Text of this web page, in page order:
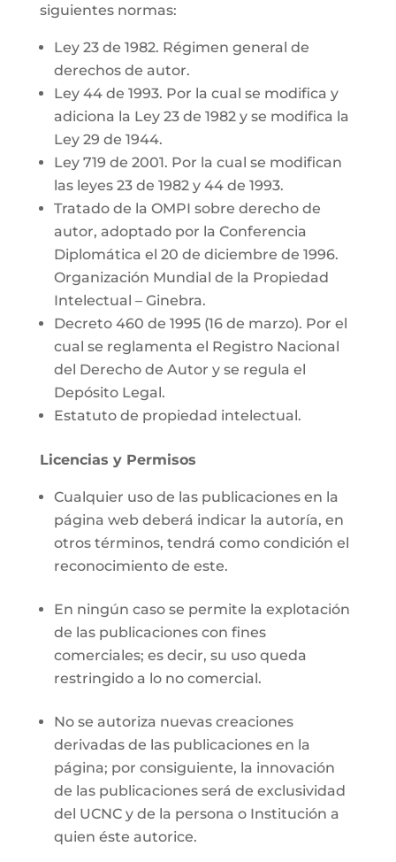
siguientes normas:
Ley 23 de 1982. Régimen general de
derechos de autor.
Ley 44 de 1993. Por la cual se modifica y
adiciona la Ley 23 de 1982 y se modifica la
Ley 29 de 1944.
Ley 719 de 2001. Por la cual se modifican
las leyes 23 de 1982 y 44 de 1993.
Tratado de la OMPI sobre derecho de
autor, adoptado por la Conferencia
Diplomática el 20 de diciembre de 1996.
Organización Mundial de la Propiedad
Intelectual – Ginebra.
Decreto 460 de 1995 (16 de marzo). Por el
cual se reglamenta el Registro Nacional
del Derecho de Autor y se regula el
Depósito Legal.
Estatuto de propiedad intelectual.
Licencias y Permisos
Cualquier uso de las publicaciones en la
página web deberá indicar la autoría, en
otros términos, tendrá como condición el
reconocimiento de este.
En ningún caso se permite la explotación
de las publicaciones con fines
comerciales; es decir, su uso queda
restringido a lo no comercial.
No se autoriza nuevas creaciones
derivadas de las publicaciones en la
página; por consiguiente, la innovación
de las publicaciones será de exclusividad
del UCNC y de la persona o Institución a
quien éste autorice.